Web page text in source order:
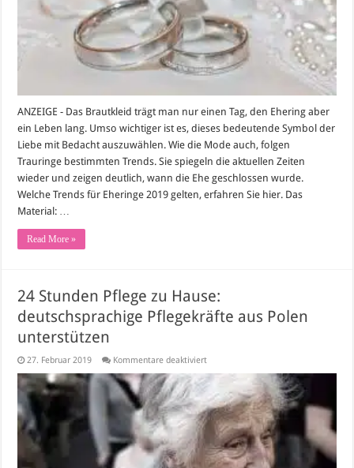
in
Mode
ANZEIGE - Das Brautkleid trägt man nur einen Tag, den Ehering aber
ein Leben lang. Umso wichtiger ist es, dieses bedeutende Symbol der
Liebe mit Bedacht auszuwählen. Wie die Mode auch, folgen
Trauringe bestimmten Trends. Sie spiegeln die aktuellen Zeiten
wieder und zeigen deutlich, wann die Ehe geschlossen wurde.
Welche Trends für Eheringe 2019 gelten, erfahren Sie hier. Das
Material: …
Read More »
24 Stunden Pflege zu Hause:
deutschsprachige Pflegekräfte aus Polen
unterstützen
27. Februar 2019 Kommentare deaktiviertfür
Stunden
Pflege
zu
Hause:
deutschsprachige
Pflegekräfte
aus
Polen
unterstützen